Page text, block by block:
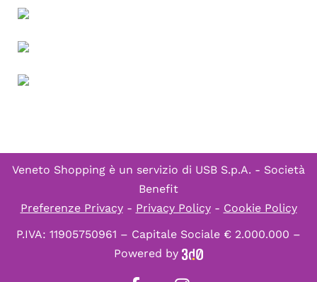
Veneto Shopping è un servizio di USB S.p.A. - Società
Benefit
Preferenze Privacy- Privacy Policy- Cookie Policy
P.IVA: 11905750961 – Capitale Sociale € 2.000.000 –
Powered by